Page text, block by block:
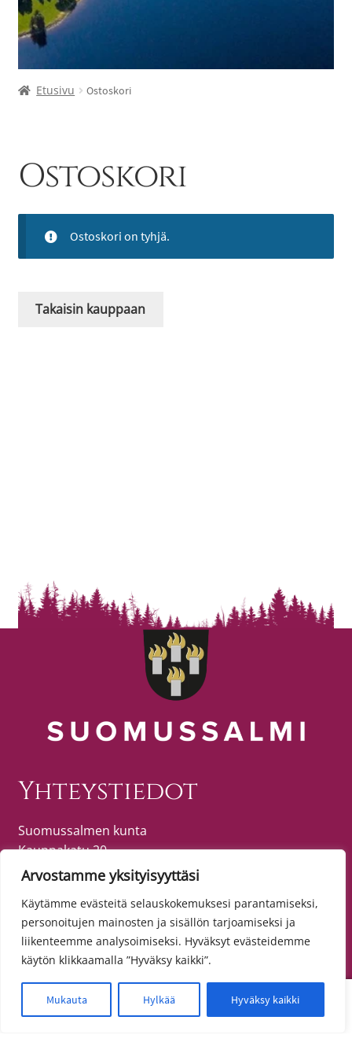
Arvostamme yksityisyyttäsi
Käytämme evästeitä selauskokemuksesi parantamiseksi,
personoitujen mainosten ja sisällön tarjoamiseksi ja
liikenteemme analysoimiseksi. Hyväksyt evästeidemme
käytön klikkaamalla ”Hyväksy kaikki”.
Mukauta Hylkää Hyväksy kaikki
Etusivu Ostoskori
Ostoskori
Ostoskori on tyhjä.
Takaisin kauppaan
Yhteystiedot
Suomussalmen kunta
Kauppakatu 20
89600 SUOMUSSALMI
puh. (08) 615 55 51 (vaihde)
Tietosuoja
Toimitusehdot
Tietosuojaseloste
Etsi:
Haku